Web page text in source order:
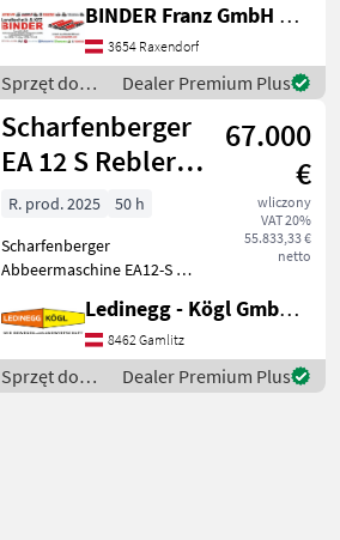
serienmäßiger Ausführung
✔️ Heckanbau - einseitig ✔️
Hohe
Arbeitsgeschwindigkeit bis
zu 5, 5
BINDER Franz GmbH & CoKG
3654 Raxendorf
Sprzęt do
uprawy
winorośli /
Sonstige
Dealer Premium Plus
Scharfenberger
EA 12 S Rebler +
Rollensortierer
67.000
€
wliczony
VAT 20%
55.833,33 €
netto
R. prod. 2025
50 h
Scharfenberger
Abbeermaschine EA12-S mit
Quetschwalze – Präzision
und Flexibilität für die
Traubenverarbeitung -
Vorführmaschine
Ledinegg - Kögl GmbH - Obst- und Weinbautechnik
8462 Gamlitz
Sprzęt do
uprawy
Dealer Premium Plus